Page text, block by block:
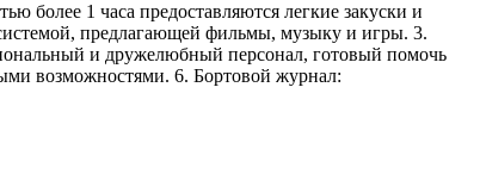
более 1 часа предоставляются легкие закуски и
предлагающей фильмы, музыку и игры. 3.
и дружелюбный персонал, готовый помочь
возможностями. 6. Бортовой журнал: